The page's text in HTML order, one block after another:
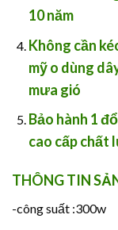
10 năm
Không cần
mỹ o dùng
mưa gió
Bảo hành 1
cao cấp
THÔNG TIN
-công suất :300w